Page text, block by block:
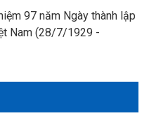
97 năm Ngày thành lập
Nam (28/7/1929 -